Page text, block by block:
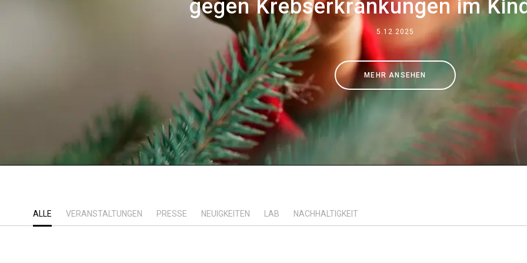
gegen Krebserkrankungen im
5.12.2025
MEHR ANSEHEN
ALLE VERANSTALTUNGEN PRESSE NEUIGKEITEN LAB NACHHALTIGKEIT
Wo wir sind
Arbeiten Sie mit uns